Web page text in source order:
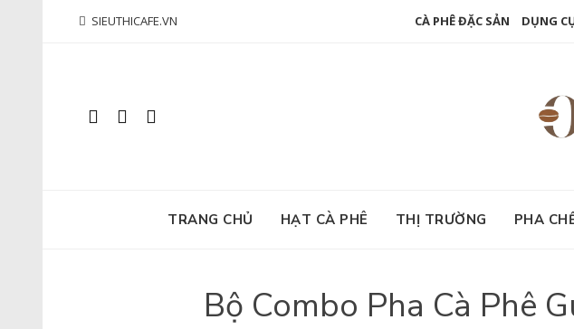
SIEUTHICAFE.VN CÀ PHÊ ĐẶC SẢN DỤNG
TRANG CHỦ HẠT CÀ PHÊ THỊ TRƯỜNG PHA
Bộ Combo Pha Cà Phê